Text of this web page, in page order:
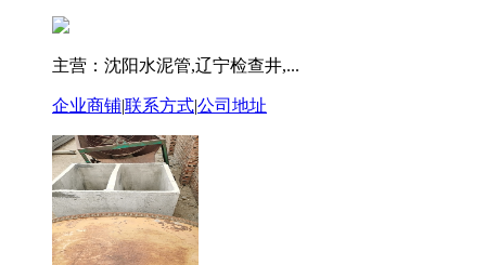
主营：沈阳水泥管,辽宁检查井,...
企业商铺|联系方式|公司地址